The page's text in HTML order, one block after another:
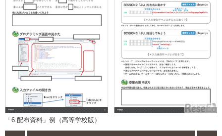
「6.配布資料」例（高等学校版）